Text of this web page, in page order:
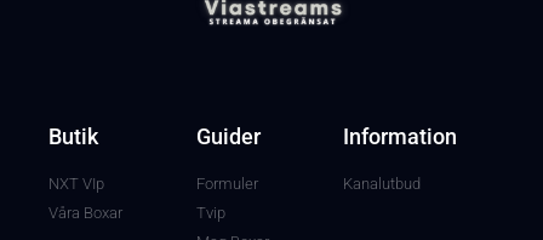
Butik
NXT VIp
Våra Boxar
Guider
Formuler
Tvip
Information
Kanalutbud